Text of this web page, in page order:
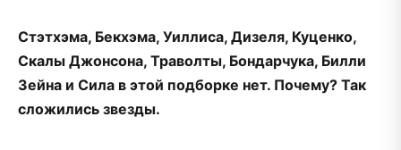
Стэтхэма, Бекхэма, Уиллиса, Дизеля, Куценко,
Скалы Джонсона, Траволты, Бондарчука, Билли
Зейна и Сила в этой подборке нет. Почему? Так
сложились звезды.